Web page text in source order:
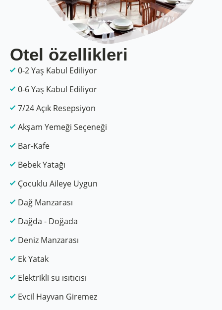
Otel özellikleri
0-2 Yaş Kabul Ediliyor
0-6 Yaş Kabul Ediliyor
7/24 Açık Resepsiyon
Akşam Yemeği Seçeneği
Bar-Kafe
Bebek Yatağı
Çocuklu Aileye Uygun
Dağ Manzarası
Dağda - Doğada
Deniz Manzarası
Ek Yatak
Elektrikli su ısıtıcısı
Evcil Hayvan Giremez